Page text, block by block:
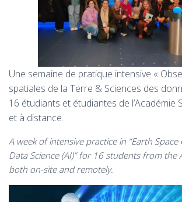
Une semaine de pratique intensive «
spatiales de la Terre & Sciences des
16 étudiants et étudiantes de l’Académie
et à distance.
A week of intensive practice in “Earth
Data Science (AI)” for 16 students from the
both on-site and remotely.